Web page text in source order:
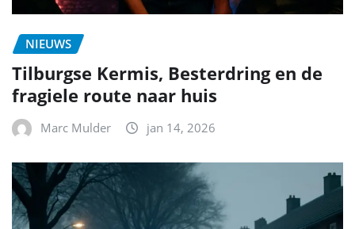
NIEUWS
Tilburgse Kermis, Besterdring en de
fragiele route naar huis
Marc Mulder jan 14, 2026